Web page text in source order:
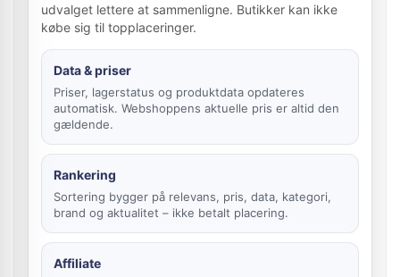
udvalget lettere at sammenligne. Butikker kan ikke
købe sig til topplaceringer.
Data & priser
Priser, lagerstatus og produktdata opdateres
automatisk. Webshoppens aktuelle pris er altid den
gældende.
Rankering
Sortering bygger på relevans, pris, data, kategori,
brand og aktualitet – ikke betalt placering.
Affiliate